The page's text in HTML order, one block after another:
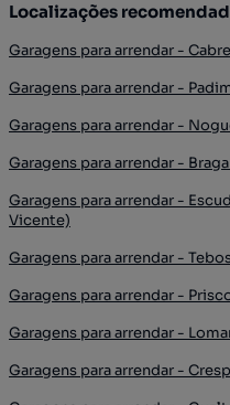
Localizações
Garagens para arrendar -
Garagens para arrendar -
Garagens para arrendar -
Garagens para arrendar -
Garagens para arrendar -
Vicente)
Garagens para arrendar -
Garagens para arrendar -
Garagens para arrendar -
Garagens para arrendar -